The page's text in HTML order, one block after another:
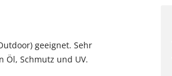
geeignet. Sehr
Öl, Schmutz und UV.